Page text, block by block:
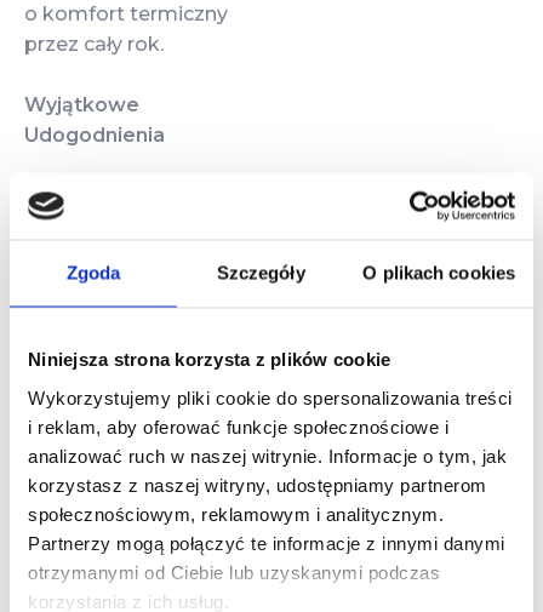
Zgoda Szczegóły O plikach cookies
Niniejsza strona korzysta z plików cookie
Wykorzystujemy pliki cookie do spersonalizowania treści
i reklam, aby oferować funkcje społecznościowe i
analizować ruch w naszej witrynie. Informacje o tym, jak
korzystasz z naszej witryny, udostępniamy partnerom
społecznościowym, reklamowym i analitycznym.
Partnerzy mogą połączyć te informacje z innymi danymi
otrzymanymi od Ciebie lub uzyskanymi podczas
korzystania z ich usług.
o komfort termiczny
przez cały rok.
Wyjątkowe
Udogodnienia
Goście apartamentu
mogą korzystać
prywatnego miejsca
strefy wellness
jacuzzi).
Doskonała Lokalizacja
Obiekt oddalony jest
zaledwie 250 m od
szerokiej, piaszczystej